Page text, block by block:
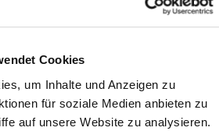
Cookies
um Inhalte und Anzeigen zu
für soziale Medien anbieten zu
auf unsere Website zu analysieren.